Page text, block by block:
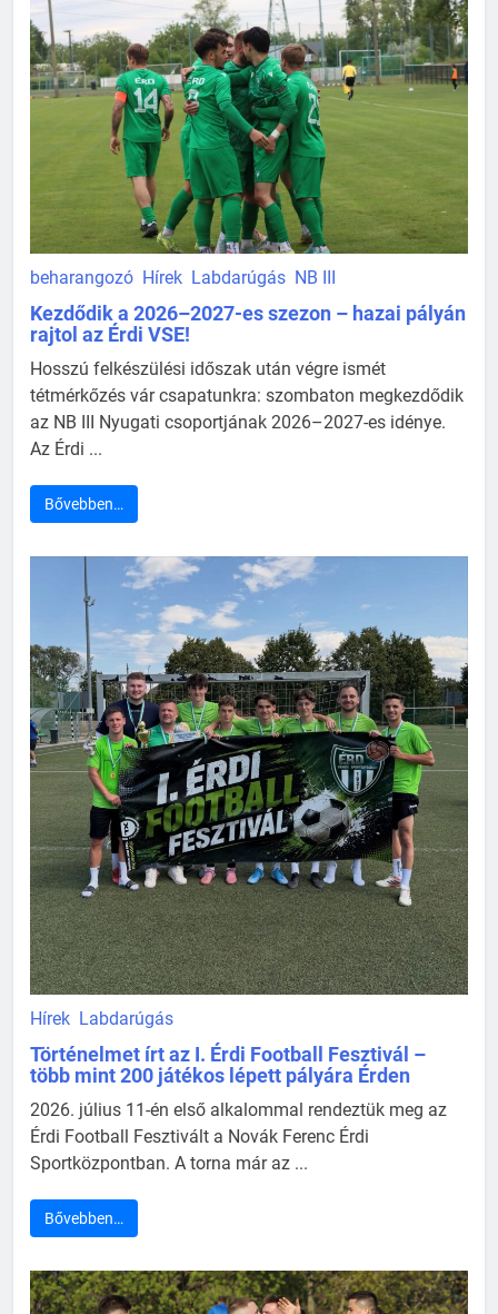
beharangozó Hírek Labdarúgás NB III
Kezdődik a 2026–2027-es szezon – hazai pályán
rajtol az Érdi VSE!
Hosszú felkészülési időszak után végre ismét
tétmérkőzés vár csapatunkra: szombaton megkezdődik
az NB III Nyugati csoportjának 2026–2027-es idénye.
Az Érdi ...
Bővebben…
Hírek Labdarúgás
Történelmet írt az I. Érdi Football Fesztivál –
több mint 200 játékos lépett pályára Érden
2026. július 11-én első alkalommal rendeztük meg az
Érdi Football Fesztivált a Novák Ferenc Érdi
Sportközpontban. A torna már az ...
Bővebben…